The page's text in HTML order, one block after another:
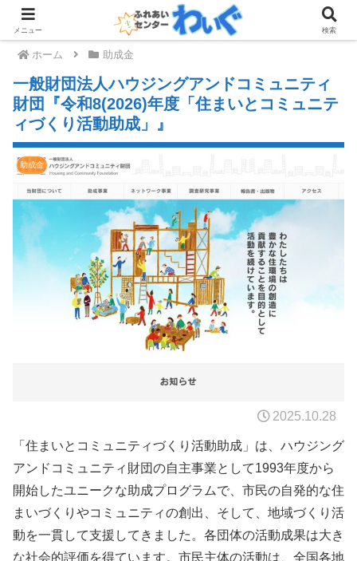
ホーム 助成金
一般財団法人ハウジングアンドコミュニティ
財団『令和8(2026)年度「住まいとコミュニテ
ィづくり活動助成」』
助成金
2025.10.28
「住まいとコミュニティづくり活動助成」は、ハウジング
アンドコミュニティ財団の自主事業として1993年度から
開始したユニークな助成プログラムで、市民の自発的な住
まいづくりやコミュニティの創出、そして、地域づくり活
動を一貫して支援してきました。各団体の活動成果は大き
な社会的評価を得ています。市民主体の活動は、全国各地
メニュー 検索